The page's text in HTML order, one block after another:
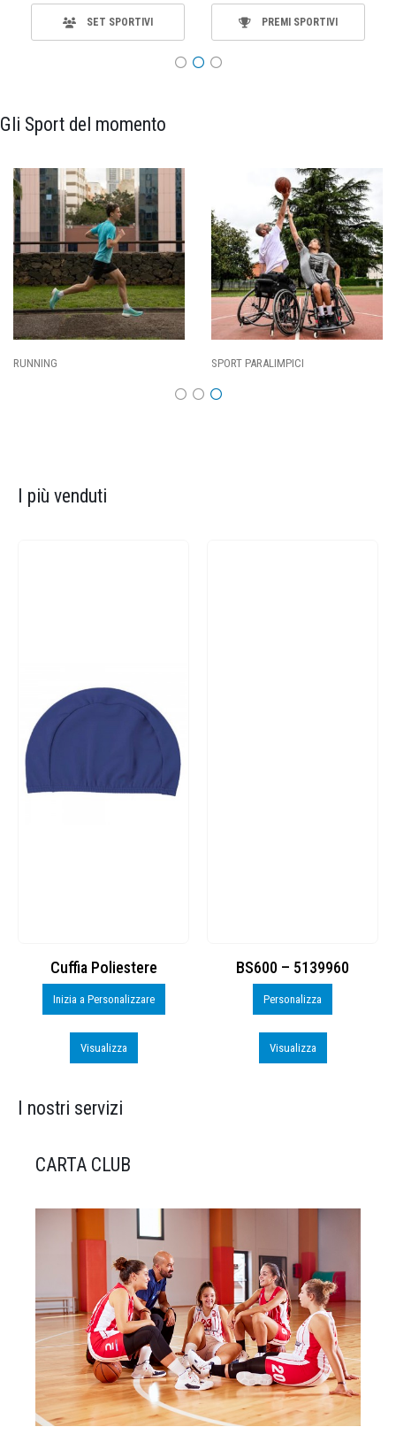
SET SPORTIVI PREMI SPORTIVI
Gli Sport del momento
SPORT PARALIMPICI CALCIO
I più venduti
Cuffia Poliestere
Inizia a Personalizzare
Visualizza
BS600 – 5139960
Personalizza
Visualizza
I nostri servizi
CARTA CLUB